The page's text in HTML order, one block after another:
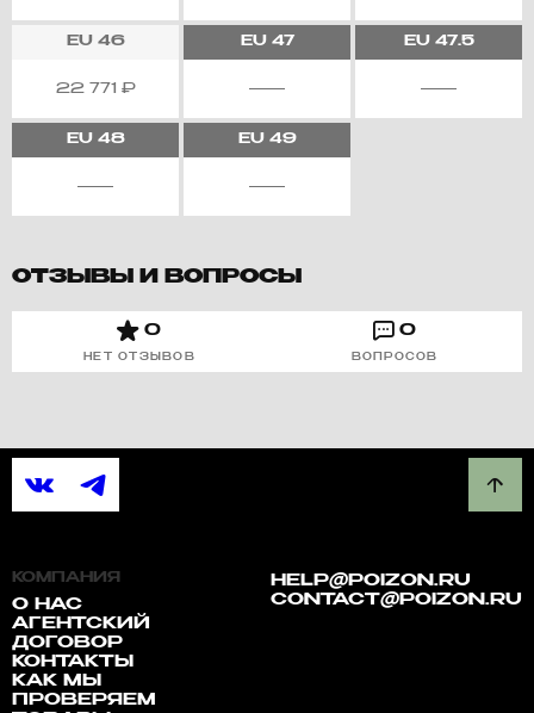
EU46
22 771 ₽
EU47 EU47.5
EU48 EU49
ОТЗЫВЫ И ВОПРОСЫ
0
НЕТ ОТЗЫВОВ
0
ВОПРОСОВ
КОМПАНИЯ
О НАС
АГЕНТСКИЙ
ДОГОВОР
КОНТАКТЫ
КАК МЫ
ПРОВЕРЯЕМ
HELP@POIZON.RU
CONTACT@POIZON.RU